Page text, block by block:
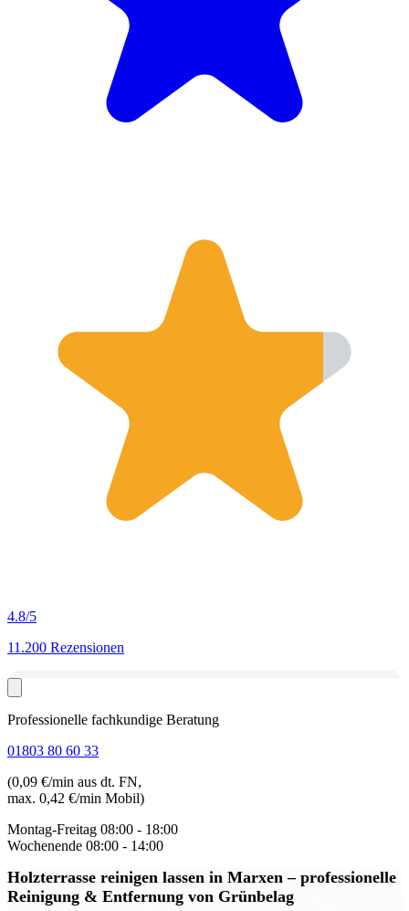
4.8/5
11.200 Rezensionen
Professionelle fachkundige Beratung
01803 80 60 33
(0,09 €/min aus dt. FN,
max. 0,42 €/min Mobil)
Montag-Freitag 08:00 - 18:00
Wochenende 08:00 - 14:00
Holzterrasse reinigen lassen in Marxen– professionelle
Reinigung & Entfernung von Grünbelag